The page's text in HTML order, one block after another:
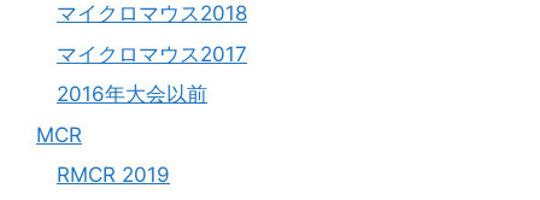
マイクロマウス2018
マイクロマウス2017
2016年大会以前
MCR
RMCR 2019